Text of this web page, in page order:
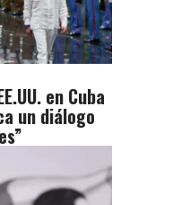
en Cuba
un diálogo